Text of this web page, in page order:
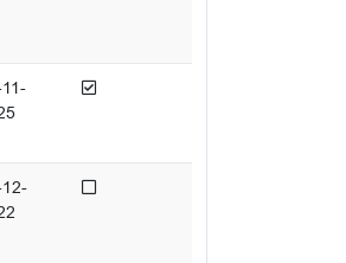
Afgedaan
Niet afgedaan